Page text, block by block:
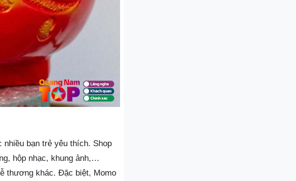
bạn trẻ yêu thích. Shop
hộp nhạc, khung ảnh,…
thương khác. Đặc biệt, Momo